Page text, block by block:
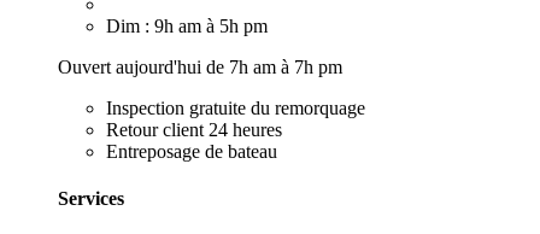
Dim : 9h am à 5h pm
Ouvert aujourd'hui de 7h am à 7h pm
Inspection gratuite du remorquage
Retour client 24 heures
Entreposage de bateau
Services